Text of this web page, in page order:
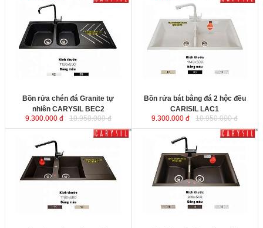
Bồn rửa chén đá Granite tự nhiên
CARYSIL BEC2
Ấn Độ bằng công nghệ hàng đầu
của Đức. Sản phẩm được thiết kế
tinh xảo, không xuống màu, trầy
xước hay móp méo trong suốt quá
trình sử dụng. Khả năng chịu nhiệt
cao lên đến 230 độ C.
Bồn rửa chén đá Granite tự
nhiên CARYSIL BEC2
9.300.000 đ
10.950.000 đ
Bồn rửa bát bằng đá 2 hộc đều
được sản xuất tại
Ấn Độ bằng công nghệ hàng đầu
của Đức. Sản phẩm được thiết kế
tinh xảo, không xuống màu, trầy
xước hay móp méo trong suốt quá
trình sử dụng. Khả năng chịu nhiệt
Bồn rửa bát bằng đá 2 hộc đều
CARISIL LAC1
9.300.000 đ
10.950.000 đ
Bồn rửa chén 2 hộc 1 cánh bằng
đá CARYSIL ENC1
tại Ấn Độ bằng công nghệ hàng
đầu của Đức. Sản phẩm được thiết
kế tinh xảo, không xuống màu, trầy
xước hay móp méo trong suốt quá
trình sử dụng. Khả năng chịu nhiệt
Bồn rửa bát bằng đá 2 ngăn
CARYSIL LAC2 được sản xuất tại
Ấn Độ bằng công nghệ hàng đầu
của Đức. Sản phẩm được thiết kế
tinh xảo, không xuống màu, trầy
xước hay móp méo trong suốt quá
trình sử dụng. Khả năng chịu nhiệt